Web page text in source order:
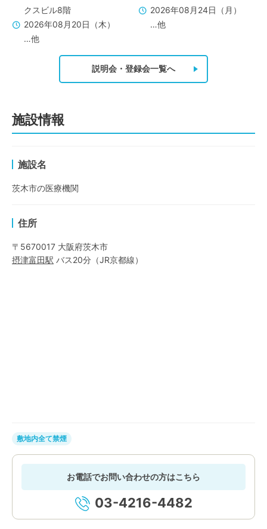
クスビル8階
2026年08月20日（木）
…他
2026年08月24日（月）
…他
説明会・登録会一覧へ
施設情報
施設名
茨木市の医療機関
住所
〒5670017 大阪府茨木市
摂津富田駅 バス20分 （JR京都線）
敷地内全て禁煙
お電話でお問い合わせの方はこちら
03-4216-4482